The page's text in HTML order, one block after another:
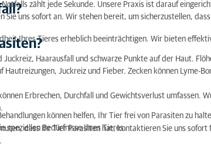
mit dem Tierarzt, wenn Sie kein Englisch
Notfalls zählt jede Sekunde. Unsere Praxis ist darauf
Sie uns sofort an. Wir stehen bereit, um sicherzustellen,
Ihres Tieres erheblich beeinträchtigen. Wir bieten
Juckreiz, Haarausfall und schwarze Punkte auf der Haut.
Hautreizungen, Juckreiz und Fieber. Zecken können Lyme-
Erbrechen, Durchfall und Gewichtsverlust umfassen.
können helfen, Ihr Tier frei von Parasiten zu
speziellen Bedürfnisse Ihres Tieres.
dass Ihr Tier Parasiten hat, kontaktieren Sie uns